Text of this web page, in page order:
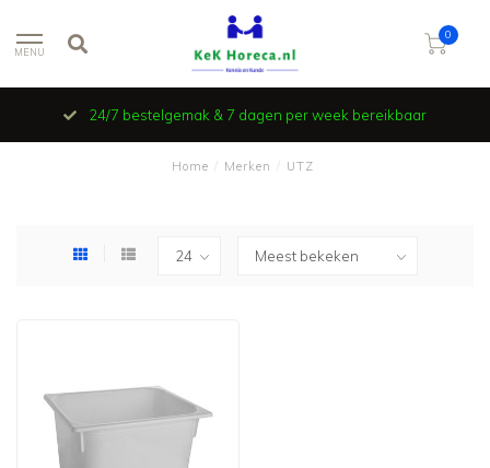
MENU
0
24/7 bestelgemak & 7 dagen per week bereikbaar
Home Merken UTZ